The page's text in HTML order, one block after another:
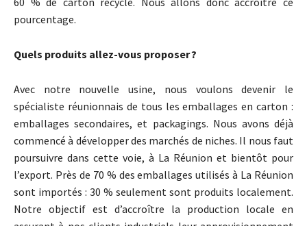
pourcentage.
Quels produits allez-vous proposer ?
Avec notre nouvelle usine, nous voulons devenir le
spécialiste réunionnais de tous les emballages en carton :
emballages secondaires, et packagings. Nous avons déjà
commencé à développer des marchés de niches. Il nous faut
poursuivre dans cette voie, à La Réunion et bientôt pour
l’export. Près de 70 % des emballages utilisés à La Réunion
sont importés : 30 % seulement sont produits localement.
Notre objectif est d’accroître la production locale en